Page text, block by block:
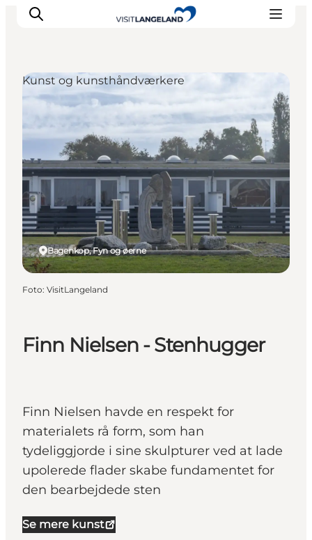
Oplevelser
Byer og øer
Outdoor
Overnatning
Planlæg ferie
Finn Nielsen - Stenhugger
Finn Nielsen havde en respekt for
materialets rå form, som han
tydeliggjorde i sine skulpturer ved at lade
upolerede flader skabe fundamentet for
den bearbejdede sten
Se mere kunst
Bagenkop, Fyn og øerne
Kunst og kunsthåndværkere
Foto: VisitLangeland